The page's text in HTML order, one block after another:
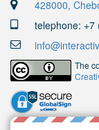
428000,
telephone: +7
The